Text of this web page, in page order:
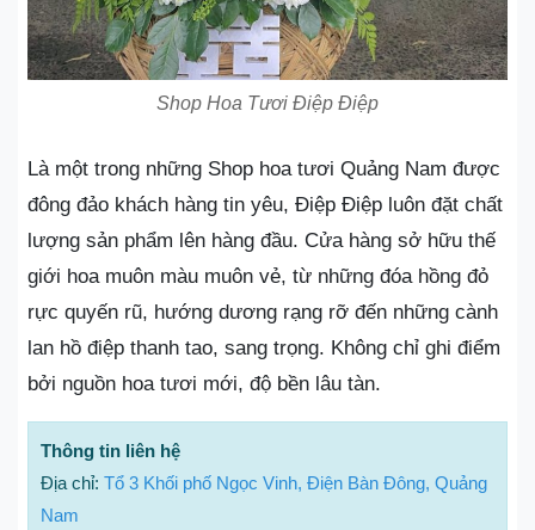
Shop Hoa Tươi Điệp Điệp
Là một trong những Shop hoa tươi Quảng Nam được
đông đảo khách hàng tin yêu, Điệp Điệp luôn đặt chất
lượng sản phẩm lên hàng đầu. Cửa hàng sở hữu thế
giới hoa muôn màu muôn vẻ, từ những đóa hồng đỏ
rực quyến rũ, hướng dương rạng rỡ đến những cành
lan hồ điệp thanh tao, sang trọng. Không chỉ ghi điểm
bởi nguồn hoa tươi mới, độ bền lâu tàn.
Thông tin liên hệ
Địa chỉ: Tổ 3 Khối phố Ngọc Vinh, Điện Bàn Đông, Quảng
Nam